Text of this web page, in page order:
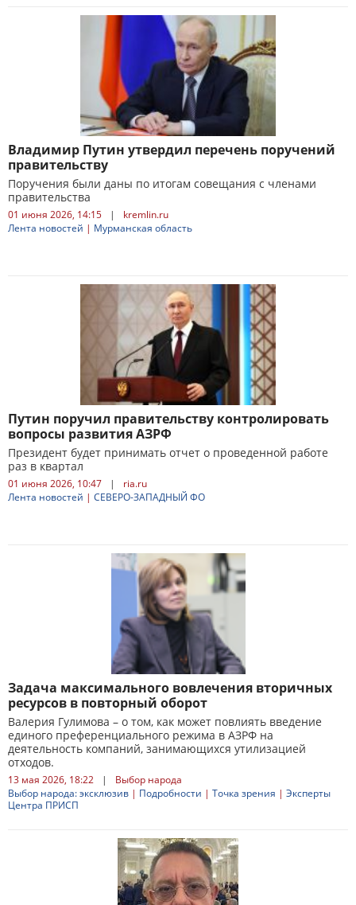
Владимир Путин утвердил перечень поручений
правительству
Поручения были даны по итогам совещания с членами
правительства
01 июня 2026, 14:15 |
kremlin.ru
Лента новостей | Мурманская область
Путин поручил правительству контролировать
вопросы развития АЗРФ
Президент будет принимать отчет о проведенной работе
раз в квартал
01 июня 2026, 10:47 |
ria.ru
Лента новостей | СЕВЕРО-ЗАПАДНЫЙ ФО
Задача максимального вовлечения вторичных
ресурсов в повторный оборот
Валерия Гулимова – о том, как может повлиять введение
единого преференциального режима в АЗРФ на
деятельность компаний, занимающихся утилизацией
отходов.
13 мая 2026, 18:22 |
Выбор народа
Выбор народа: эксклюзив | Подробности | Точка зрения | Эксперты
Центра ПРИСП